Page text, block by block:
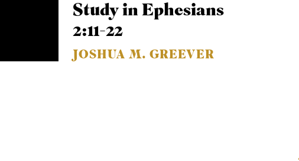
Study in Ephesians
2:11-22
JOSHUA M. GREEVER